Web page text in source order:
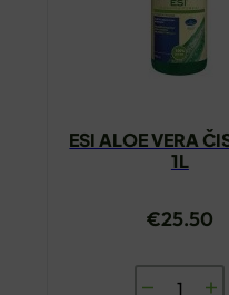
ESI ALOE VERA
1L
€25.50
ESI